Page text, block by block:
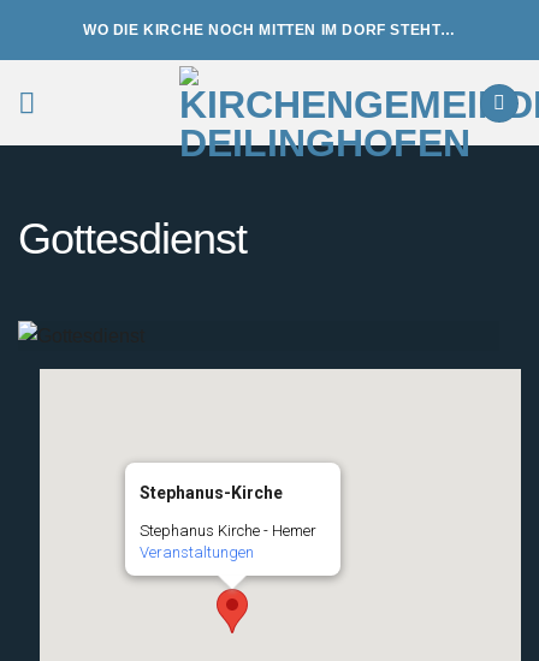
WO DIE KIRCHE NOCH MITTEN IM DORF STEHT…
Gottesdienst
Stephanus-Kirche
Stephanus Kirche - Hemer
Veranstaltungen